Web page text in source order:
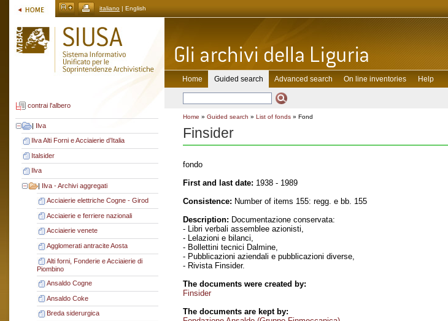
italiano | English
contrai l'albero
| Ilva
Ilva Alti Forni e Acciaierie d’Italia
Italsider
Ilva
| Ilva - Archivi aggregati
Acciaierie elettriche Cogne - Girod
Acciaierie e ferriere nazionali
Acciaierie venete
Agglomerati antracite Aosta
Alti forni, Fonderie e Acciaierie di
Piombino
Ansaldo Cogne
Ansaldo Coke
Breda siderurgica
Home Guided search Advanced search On line inventories Help
Home » Guided search » List of fonds » Fond
Finsider
fondo
First and last date: 1938 - 1989
Consistence: Number of items 155: regg. e bb. 155
Description: Documentazione conservata:
- Libri verbali assemblee azionisti,
- Lelazioni e bilanci,
- Bollettini tecnici Dalmine,
- Pubblicazioni aziendali e pubblicazioni diverse,
- Rivista Finsider.
The documents were created by:
Finsider
The documents are kept by: